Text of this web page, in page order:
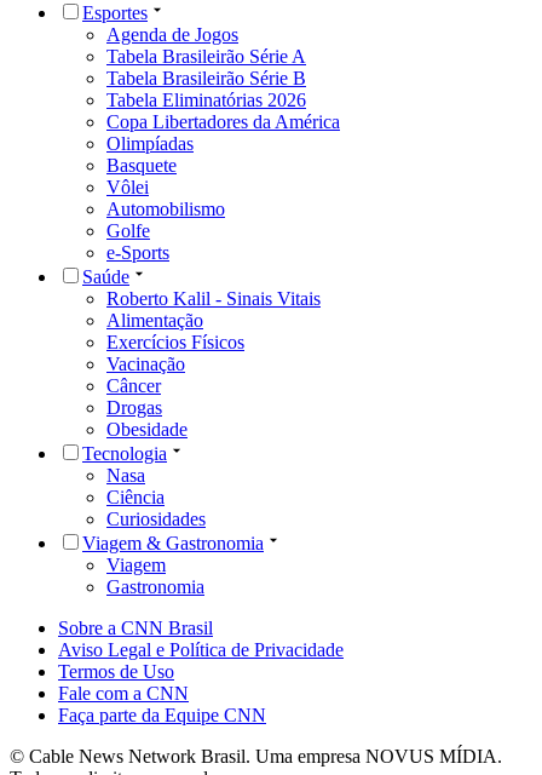
Esportes
Agenda de Jogos
Tabela Brasileirão Série A
Tabela Brasileirão Série B
Tabela Eliminatórias 2026
Copa Libertadores da América
Olimpíadas
Basquete
Vôlei
Automobilismo
Golfe
e-Sports
Saúde
Roberto Kalil - Sinais Vitais
Alimentação
Exercícios Físicos
Vacinação
Câncer
Drogas
Obesidade
Tecnologia
Nasa
Ciência
Curiosidades
Viagem & Gastronomia
Viagem
Gastronomia
Sobre a CNN Brasil
Aviso Legal e Política de Privacidade
Termos de Uso
Fale com a CNN
Faça parte da Equipe CNN
© Cable News Network Brasil. Uma empresa NOVUS MÍDIA.